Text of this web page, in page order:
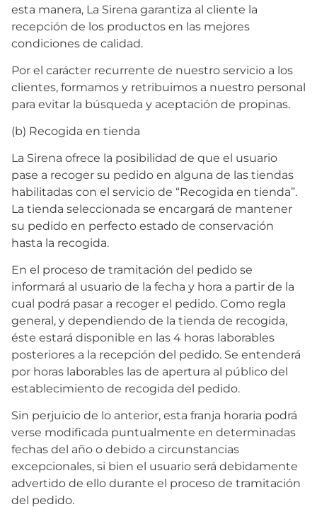
esta manera, La Sirena garantiza al cliente la
recepción de los productos en las mejores
condiciones de calidad.
Por el carácter recurrente de nuestro servicio a los
clientes, formamos y retribuimos a nuestro personal
para evitar la búsqueda y aceptación de propinas.
(b) Recogida en tienda
La Sirena ofrece la posibilidad de que el usuario
pase a recoger su pedido en alguna de las tiendas
habilitadas con el servicio de “Recogida en tienda”.
La tienda seleccionada se encargará de mantener
su pedido en perfecto estado de conservación
hasta la recogida.
En el proceso de tramitación del pedido se
informará al usuario de la fecha y hora a partir de la
cual podrá pasar a recoger el pedido. Como regla
general, y dependiendo de la tienda de recogida,
éste estará disponible en las 4 horas laborables
posteriores a la recepción del pedido. Se entenderá
por horas laborables las de apertura al público del
establecimiento de recogida del pedido.
Sin perjuicio de lo anterior, esta franja horaria podrá
verse modificada puntualmente en determinadas
fechas del año o debido a circunstancias
excepcionales, si bien el usuario será debidamente
advertido de ello durante el proceso de tramitación
del pedido.